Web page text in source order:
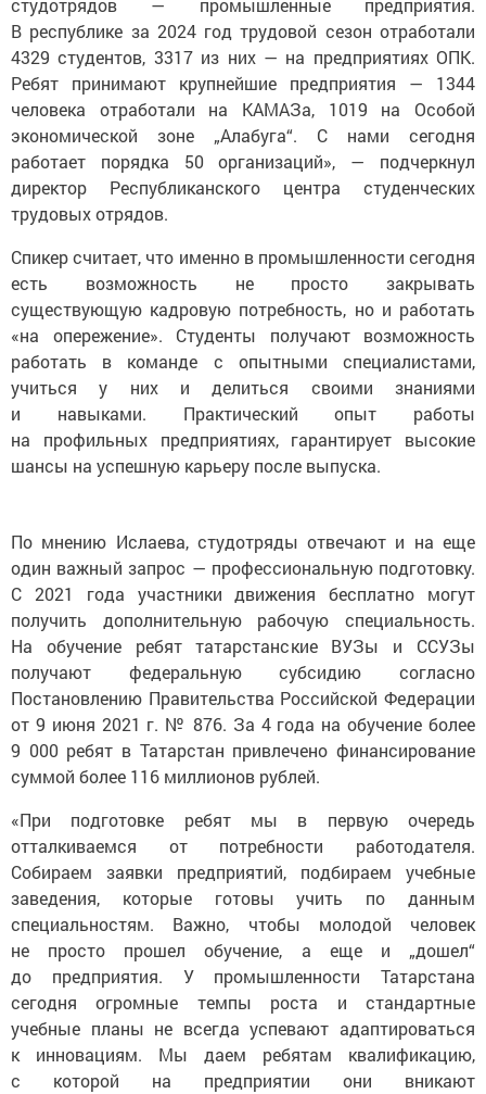
студотрядов — промышленные предприятия.
В республике за 2024 год трудовой сезон отработали
4329 студентов, 3317 из них — на предприятиях ОПК.
Ребят принимают крупнейшие предприятия — 1344
человека отработали на КАМАЗа, 1019 на Особой
экономической зоне „Алабуга“. С нами сегодня
работает порядка 50 организаций», — подчеркнул
директор Республиканского центра студенческих
трудовых отрядов.
Спикер считает, что именно в промышленности сегодня
есть возможность не просто закрывать
существующую кадровую потребность, но и работать
«на опережение». Студенты получают возможность
работать в команде с опытными специалистами,
учиться у них и делиться своими знаниями
и навыками. Практический опыт работы
на профильных предприятиях, гарантирует высокие
шансы на успешную карьеру после выпуска.
По мнению Ислаева, студотряды отвечают и на еще
один важный запрос — профессиональную подготовку.
С 2021 года участники движения бесплатно могут
получить дополнительную рабочую специальность.
На обучение ребят татарстанские ВУЗы и ССУЗы
получают федеральную субсидию согласно
Постановлению Правительства Российской Федерации
от 9 июня 2021 г. № 876. За 4 года на обучение более
9 000 ребят в Татарстан привлечено финансирование
суммой более 116 миллионов рублей.
«При подготовке ребят мы в первую очередь
отталкиваемся от потребности работодателя.
Собираем заявки предприятий, подбираем учебные
заведения, которые готовы учить по данным
специальностям. Важно, чтобы молодой человек
не просто прошел обучение, а еще и „дошел“
до предприятия. У промышленности Татарстана
сегодня огромные темпы роста и стандартные
учебные планы не всегда успевают адаптироваться
к инновациям. Мы даем ребятам квалификацию,
с которой на предприятии они вникают